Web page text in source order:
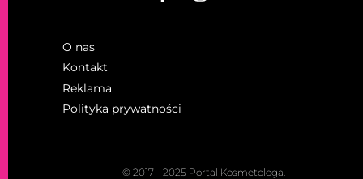
O nas
Kontakt
Reklama
Polityka prywatności
© 2017 - 2025 Portal Kosmetologa.